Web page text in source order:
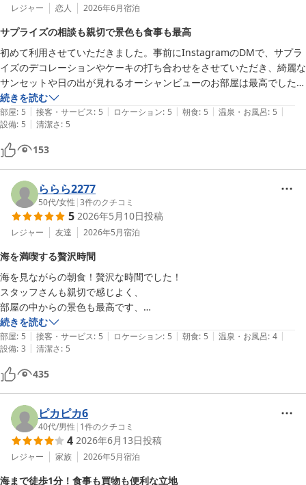
レジャー 恋人 2026年6月宿泊
サプライズの相談も親切で景色も食事も最高
初めて利用させていただきました。事前にInstagramのDMで、サプラ
イズのデコレーションやケーキの打ち合わせをさせていただき、綺麗な
サンセットや日の出が見れるオーシャンビューのお部屋は最高でした。
朝ごはんも晩御飯のBBQもコーヒーなどのフリードリンクもどれも美
味しかったです。ありがとうございました。
続きを読む
部屋: 5 | 接客・サービス: 5 | ロケーション: 5 | 朝食: 5 | 温泉・お風呂: 5 |
設備: 5 | 清潔さ: 5
153
ららら2277
50代/女性 |3件のクチコミ
5 2026年5月10日投稿
レジャー 友達 2026年5月宿泊
海を満喫する贅沢時間
海を見ながらの朝食！贅沢な時間でした！
スタッフさんも親切で感じよく、
部屋の中からの景色も最高です、
シャワー室もしっかりお湯が出るし、オーガニックシャンプーリンスも
あり快適です、
電子レンジがなかったのが残念、
共用で使用できるとありがたい
続きを読む
部屋: 5 | 接客・サービス: 5 | ロケーション: 5 | 朝食: 5 | 温泉・お風呂: 4 |
設備: 3 | 清潔さ: 5
435
ピカピカ6
40代/男性 | 1件のクチコミ
4 2026年6月13日投稿
レジャー 家族 2026年5月宿泊
海まで徒歩1分！食事も買物も便利な立地